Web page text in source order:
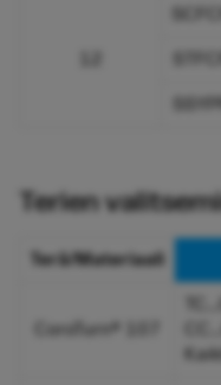
Terien
Terä/Materiaali
CoroTurn® 107